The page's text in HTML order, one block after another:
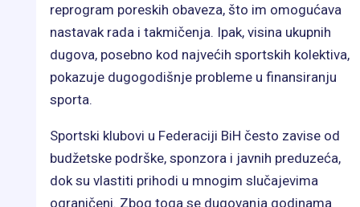
reprogram poreskih obaveza, što im omogućava
nastavak rada i takmičenja. Ipak, visina ukupnih
dugova, posebno kod najvećih sportskih kolektiva,
pokazuje dugogodišnje probleme u finansiranju
sporta.
Sportski klubovi u Federaciji BiH često zavise od
budžetske podrške, sponzora i javnih preduzeća,
dok su vlastiti prihodi u mnogim slučajevima
ograničeni. Zbog toga se dugovanja godinama